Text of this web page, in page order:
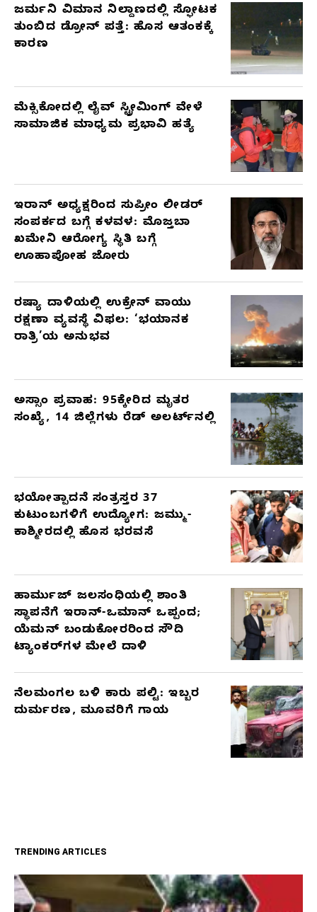
ಜರ್ಮನಿ ವಿಮಾನ ನಿಲ್ದಾಣದಲ್ಲಿ ಸ್ಫೋಟಕ
ತುಂಬಿದ ಡ್ರೋನ್ ಪತ್ತೆ: ಹೊಸ ಆತಂಕಕ್ಕೆ
ಕಾರಣ
ಮೆಕ್ಸಿಕೋದಲ್ಲಿ ಲೈವ್ ಸ್ಟ್ರೀಮಿಂಗ್ ವೇಳೆ
ಸಾಮಾಜಿಕ ಮಾಧ್ಯಮ ಪ್ರಭಾವಿ ಹತ್ಯೆ
ಇರಾನ್ ಅಧ್ಯಕ್ಷರಿಂದ ಸುಪ್ರೀಂ ಲೀಡರ್
ಸಂಪರ್ಕದ ಬಗ್ಗೆ ಕಳವಳ: ಮೊಜ್ತಬಾ
ಖಮೇನಿ ಆರೋಗ್ಯ ಸ್ಥಿತಿ ಬಗ್ಗೆ
ಊಹಾಪೋಹ ಜೋರು
ರಷ್ಯಾ ದಾಳಿಯಲ್ಲಿ ಉಕ್ರೇನ್ ವಾಯು
ರಕ್ಷಣಾ ವ್ಯವಸ್ಥೆ ವಿಫಲ: ‘ಭಯಾನಕ
ರಾತ್ರಿ’ಯ ಅನುಭವ
ಅಸ್ಸಾಂ ಪ್ರವಾಹ: 95ಕ್ಕೇರಿದ ಮೃತರ
ಸಂಖ್ಯೆ, 14 ಜಿಲ್ಲೆಗಳು ರೆಡ್ ಅಲರ್ಟ್‌ನಲ್ಲಿ
ಭಯೋತ್ಪಾದನೆ ಸಂತ್ರಸ್ತರ 37
ಕುಟುಂಬಗಳಿಗೆ ಉದ್ಯೋಗ: ಜಮ್ಮು-
ಕಾಶ್ಮೀರದಲ್ಲಿ ಹೊಸ ಭರವಸೆ
ಹಾರ್ಮುಜ್ ಜಲಸಂಧಿಯಲ್ಲಿ ಶಾಂತಿ
ಸ್ಥಾಪನೆಗೆ ಇರಾನ್-ಒಮಾನ್ ಒಪ್ಪಂದ;
ಯೆಮನ್ ಬಂಡುಕೋರರಿಂದ ಸೌದಿ
ಟ್ಯಾಂಕರ್‌ಗಳ ಮೇಲೆ ದಾಳಿ
ನೆಲಮಂಗಲ ಬಳಿ ಕಾರು ಪಲ್ಟಿ: ಇಬ್ಬರ
ದುರ್ಮರಣ, ಮೂವರಿಗೆ ಗಾಯ
TRENDING ARTICLES